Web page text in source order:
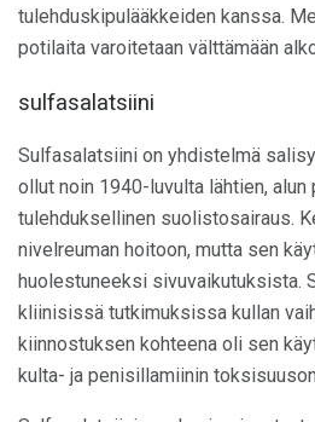
tulehduskipulääkkeiden kanssa.
potilaita varoitetaan välttämään
sulfasalatsiini
Sulfasalatsiini on yhdistelmä
ollut noin 1940-luvulta lähtien,
tulehduksellinen suolistosairaus.
nivelreuman hoitoon, mutta sen
huolestuneeksi sivuvaikutuksista.
kliinisissä tutkimuksissa kullan
kiinnostuksen kohteena oli sen
kulta- ja penisillamiinin